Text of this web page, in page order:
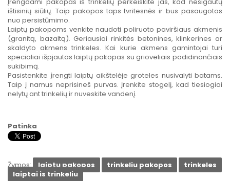
ištisinių siūlių. Taip pakopos taps tvritesnės ir bus pasaugotos
nuo persistūmimo.
Laiptų pakopoms venkite naudoti poliruoto paviršiaus akmenis
(granitą, bazaltą). Geriausiai rinkitės betonines, klinkerines ar
skaldyto akmens trinkeles. Kai kurie akmens gamintojai turi
specialiai išpjautas laiptų pakopas su grioveliais padidinančiais
sukibimą.
Pasistenkite įrengti laiptų aikštelėje groteles nusivalyti batams.
Taip į namus neprisineš purvas. Įrenkite stogelį, kad tiesiogiai
nelytų ant trinkelių ir nuveskite vandenį.
Patinka
Žymos: laiptu pakopos trinkeliu pakopos
trinkeles
laiptai is trinkeliu